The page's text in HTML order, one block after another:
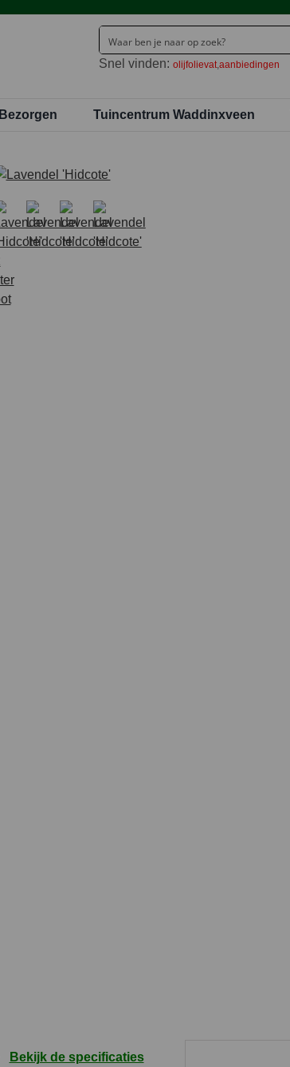
Snel vinden: olijfolievat aanbiedingen
Bezorgen Tuincentrum Waddinxveen
Bekijk de specificaties